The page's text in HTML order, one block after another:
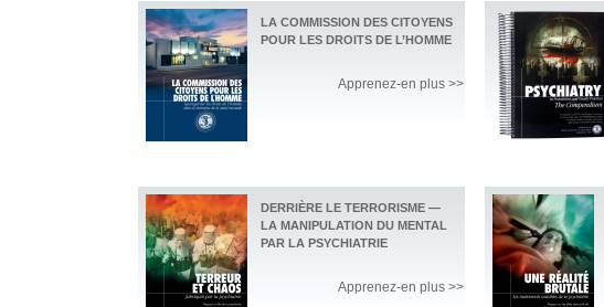
LA COMMISSION DES CITOYENS
POUR LES DROITS DE L’HOMME
Apprenez-en plus >>
DERRIÈRE LE TERRORISME —
LA MANIPULATION DU MENTAL
PAR LA PSYCHIATRIE
Apprenez-en plus >>